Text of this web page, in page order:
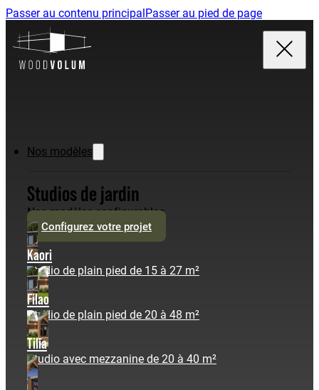
Passer au contenu principalPasser au pied de page
Nos modèles
Studios de jardin
Nos modèles configurables
Configurez votre projet
Kaori
Studio de plain pied de 15 à 27 m²
Filao
Studio de plain pied de 20 à 48 m²
Tilia
Studio avec mezzanine de 20 à 40 m²